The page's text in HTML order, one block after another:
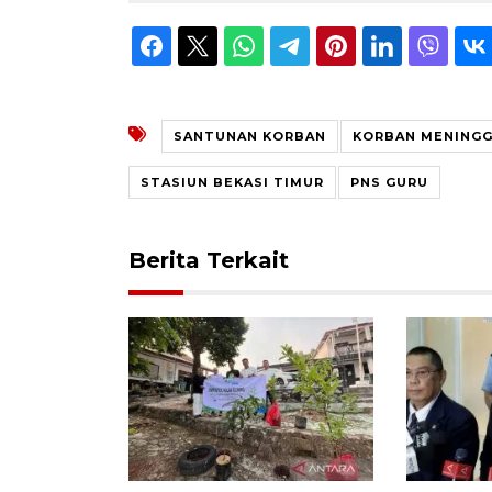
SANTUNAN KORBAN KORBAN
STASIUN BEKASI TIMUR PNS GURU
Berita Terkait